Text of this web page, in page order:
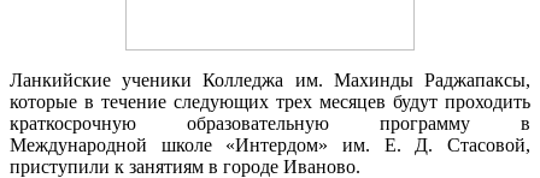
Ланкийские ученики Колледжа им. Махинды Раджапаксы,
которые в течение следующих трех месяцев будут проходить
краткосрочную образовательную программу в
Международной школе «Интердом» им. Е. Д. Стасовой,
приступили к занятиям в городе Иваново.